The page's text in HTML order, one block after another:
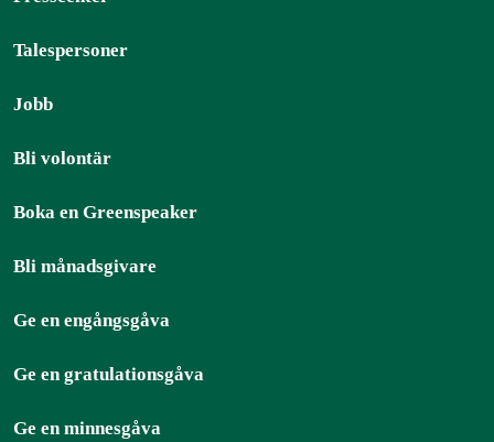
Talespersoner
Jobb
Bli volontär
Boka en Greenspeaker
Bli månadsgivare
Ge en engångsgåva
Ge en gratulationsgåva
Ge en minnesgåva